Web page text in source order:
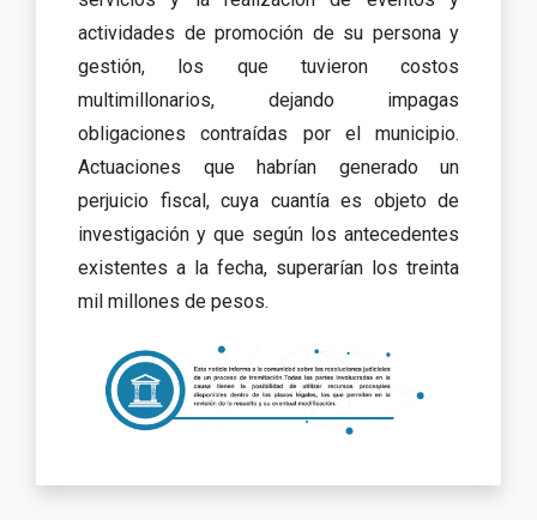
actividades de promoción de su persona y
gestión, los que tuvieron costos
multimillonarios, dejando impagas
obligaciones contraídas por el municipio.
Actuaciones que habrían generado un
perjuicio fiscal, cuya cuantía es objeto de
investigación y que según los antecedentes
existentes a la fecha, superarían los treinta
mil millones de pesos.